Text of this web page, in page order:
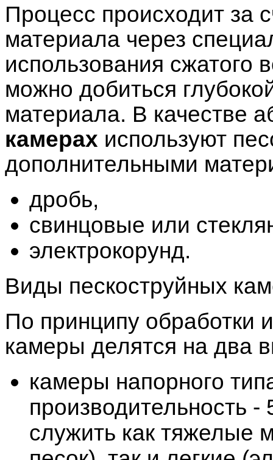
Процесс происходит за
материала через
использования сжатого
можно добиться
материала. В качестве
камерах используют
дополнительными
дробь,
свинцовые или
электрокорунд.
Виды пескоструйных
По принципу обработки
камеры делятся на два
камеры напорного
производительность
служить как тяжелые